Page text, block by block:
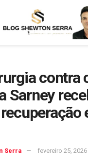
contra
Sarney
Serra fevereiro 25, 2026